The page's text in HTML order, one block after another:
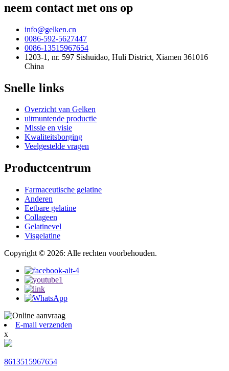
neem contact met ons op
info@gelken.cn
0086-592-5627447
0086-13515967654
1203-1, nr. 597 Sishuidao, Huli District, Xiamen 361016
China
Snelle links
Overzicht van Gelken
uitmuntende productie
Missie en visie
Kwaliteitsborging
Veelgestelde vragen
Productcentrum
Farmaceutische gelatine
Anderen
Eetbare gelatine
Collageen
Gelatinevel
Visgelatine
Copyright © 2026: Alle rechten voorbehouden.
E-mail verzenden
x
8613515967654